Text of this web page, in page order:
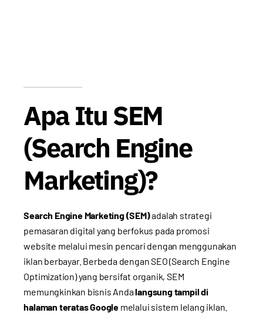
Apa Itu SEM
(Search Engine
Marketing)?
Search Engine Marketing (SEM)adalah strategi
pemasaran digital yang berfokus pada promosi
website melalui mesin pencari dengan menggunakan
iklan berbayar. Berbeda dengan SEO (Search Engine
Optimization) yang bersifat organik, SEM
memungkinkan bisnis Andalangsung tampil di
halaman teratas Googlemelalui sistem lelang iklan.